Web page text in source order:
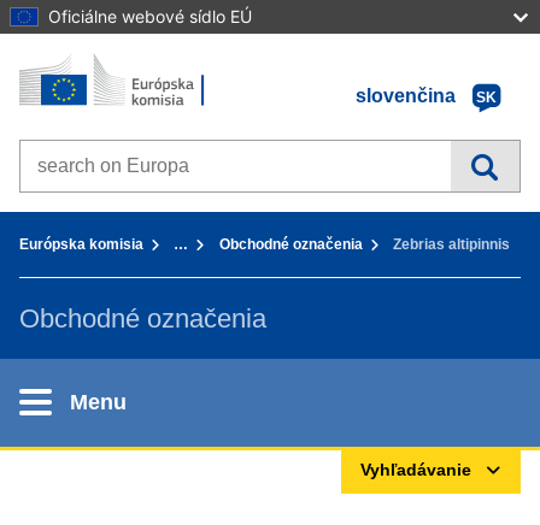
Oficiálne webové sídlo EÚ
Prejsť na obsah
Úvod - Európska komisia
slovenčina
SK
Search on Europa websites
Európska komisia … Obchodné označenia Zebrias altipinnis
Obchodné označenia
Menu
Vyhľadávanie